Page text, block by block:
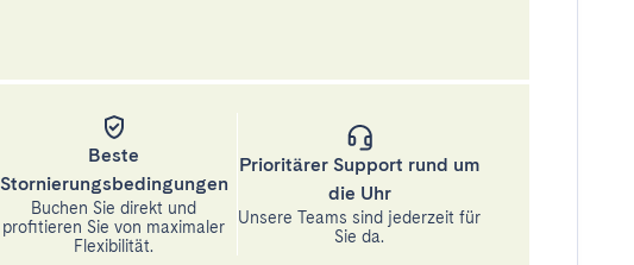
Beste
Stornierungsbedingungen
Buchen Sie direkt und
profitieren Sie von maximaler
Flexibilität.
Prioritärer Support rund um
die Uhr
Unsere Teams sind jederzeit für
Sie da.